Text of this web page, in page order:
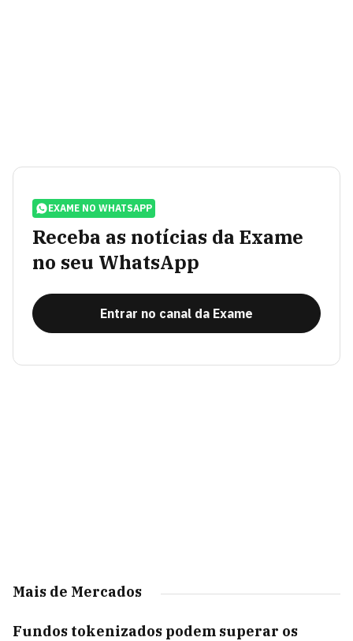
EXAME NO WHATSAPP
Receba as notícias da Exame
no seu WhatsApp
Entrar no canal da Exame
Mais de Mercados
Fundos tokenizados podem superar os